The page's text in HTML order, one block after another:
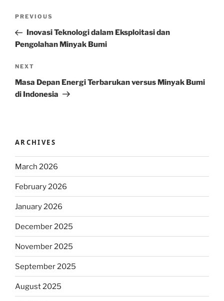
Previous
Post
PREVIOUS
Inovasi Teknologi dalam Eksploitasi dan
Pengolahan Minyak Bumi
Next
Post
NEXT
Masa Depan Energi Terbarukan versus Minyak Bumi
di Indonesia
ARCHIVES
March 2026
February 2026
January 2026
December 2025
November 2025
September 2025
August 2025